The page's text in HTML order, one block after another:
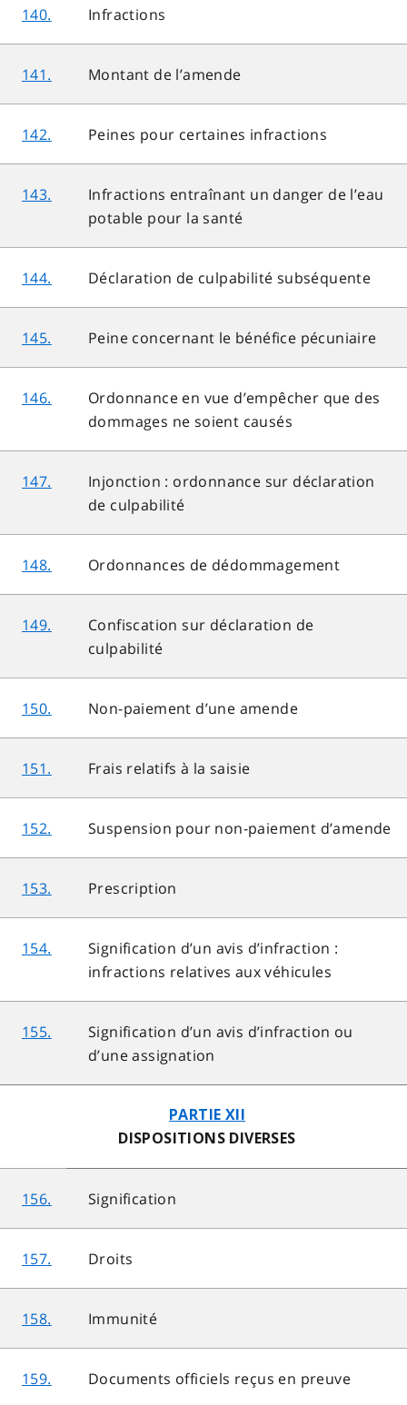
140. Infractions
141. Montant de l’amende
142. Peines pour certaines infractions
143.
Infractions entraînant un danger de l’eau
potable pour la santé
144. Déclaration de culpabilité subséquente
145. Peine concernant le bénéfice pécuniaire
146.
Ordonnance en vue d’empêcher que des
dommages ne soient causés
147.
Injonction : ordonnance sur déclaration
de culpabilité
148. Ordonnances de dédommagement
149.
Confiscation sur déclaration de
culpabilité
150. Non-paiement d’une amende
151. Frais relatifs à la saisie
152. Suspension pour non-paiement d’amende
153. Prescription
154.
Signification d’un avis d’infraction :
infractions relatives aux véhicules
155.
Signification d’un avis d’infraction ou
d’une assignation
PARTIE XII
DISPOSITIONS DIVERSES
156. Signification
157. Droits
158. Immunité
159. Documents officiels reçus en preuve